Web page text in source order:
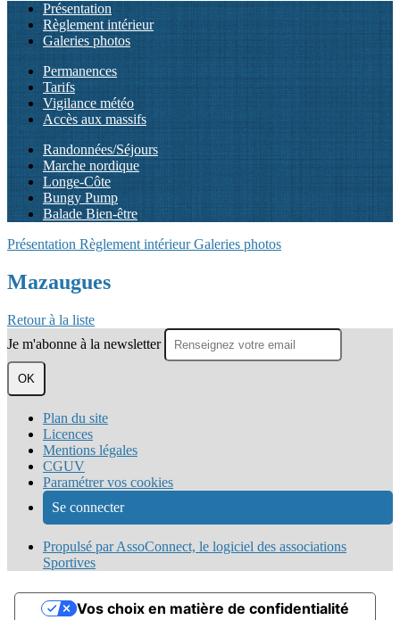
Présentation
Règlement intérieur
Galeries photos
Permanences
Tarifs
Vigilance météo
Accès aux massifs
Randonnées/Séjours
Marche nordique
Longe-Côte
Bungy Pump
Balade Bien-être
Présentation Règlement intérieurGaleries photos
Mazaugues
Retour à la liste
Je m'abonne à la newsletter
OK
Plan du site
Licences
Mentions légales
CGUV
Paramétrer vos cookies
Se connecter
Propulsé par AssoConnect, le logiciel des associations
Sportives
Vos choix en matière de confidentialité